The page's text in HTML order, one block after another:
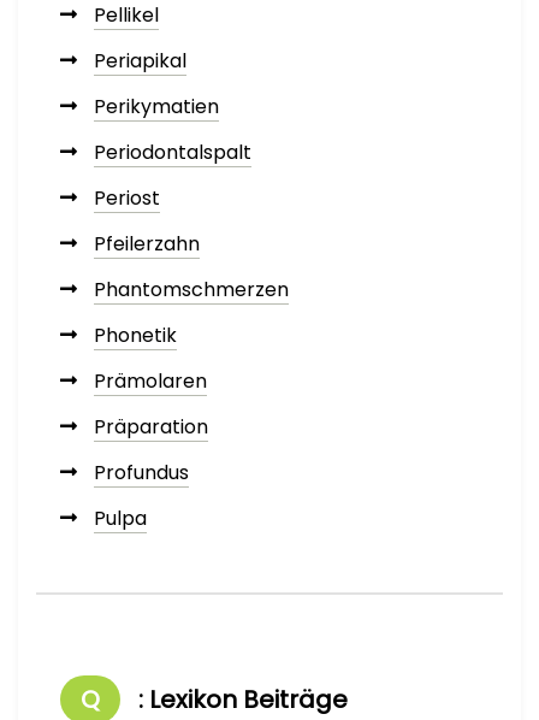
Pellikel
Periapikal
Perikymatien
Periodontalspalt
Periost
Pfeilerzahn
Phantomschmerzen
Phonetik
Prämolaren
Präparation
Profundus
Pulpa
Q : Lexikon Beiträge